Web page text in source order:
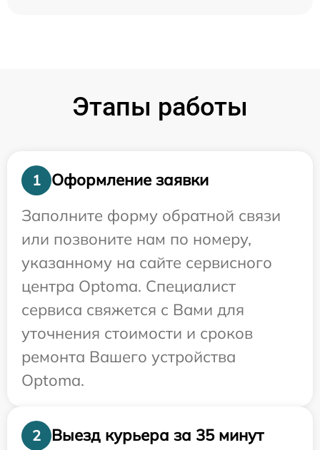
Этапы работы
1
Оформление заявки
Заполните форму обратной связи
или позвоните нам по номеру,
указанному на сайте сервисного
центра Optoma. Специалист
сервиса свяжется с Вами для
уточнения стоимости и сроков
ремонта Вашего устройства
Optoma.
2 Выезд курьера за 35 минут